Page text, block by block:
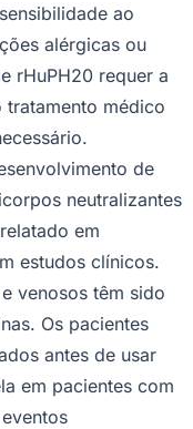
ao
alérgicas ou
rHuPH20 requer a
tratamento médico
de
neutralizantes
em
estudos clínicos.
venosos têm sido
Os pacientes
antes de usar
em pacientes com